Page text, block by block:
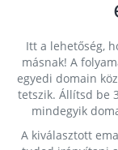
Itt a lehetőség,
másnak! A
egyedi domain
tetszik. Állítsd be
mindegyik
A kiválasztott